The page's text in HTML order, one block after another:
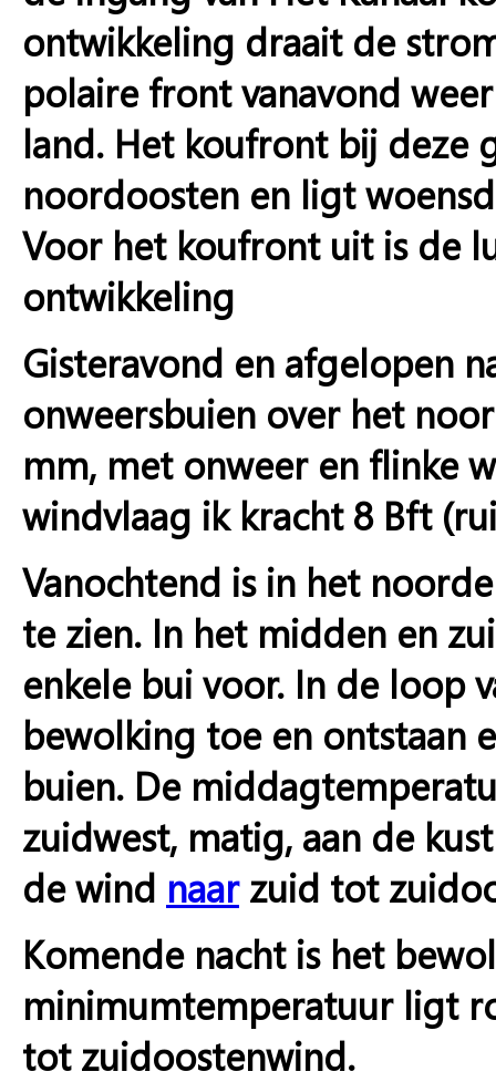
ontwikkeling draait de
polaire front vanavond
land. Het koufront bij deze
noordoosten en ligt
Voor het koufront uit is de
ontwikkeling
Gisteravond en afgelopen
onweersbuien over het
mm, met onweer en flinke
windvlaag ik kracht 8 Bft
Vanochtend is in het
te zien. In het midden en
enkele bui voor. In de loop
bewolking toe en ontstaan
buien. De
zuidwest, matig, aan de
de wind naarzuid tot
Komende nacht is het
minimumtemperatuur ligt
tot zuidoostenwind.